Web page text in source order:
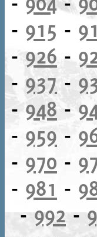
- 915 -
-926 -
- 937-
-948-
- 959 -
- 970 -
- 981 -
-992-